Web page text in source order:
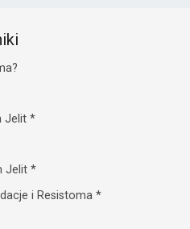
Jelit*
Jelit*
i Resistoma*